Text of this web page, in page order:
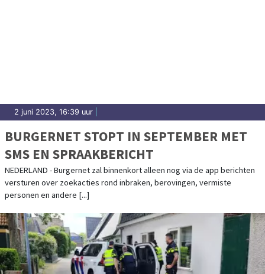
2 juni 2023, 16:39 uur
BURGERNET STOPT IN SEPTEMBER MET
SMS EN SPRAAKBERICHT
NEDERLAND - Burgernet zal binnenkort alleen nog via de app berichten
versturen over zoekacties rond inbraken, berovingen, vermiste
personen en andere [...]